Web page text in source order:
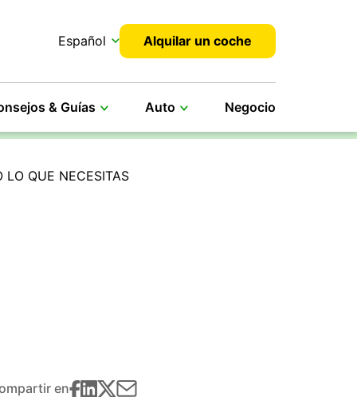
Español Alquilar un coche
& Guías Auto Negocio
LO QUE NECESITAS
en